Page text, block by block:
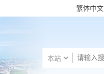
繁体中文